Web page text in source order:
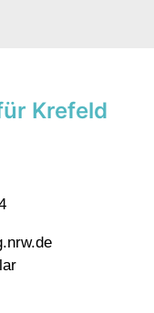
Krefeld